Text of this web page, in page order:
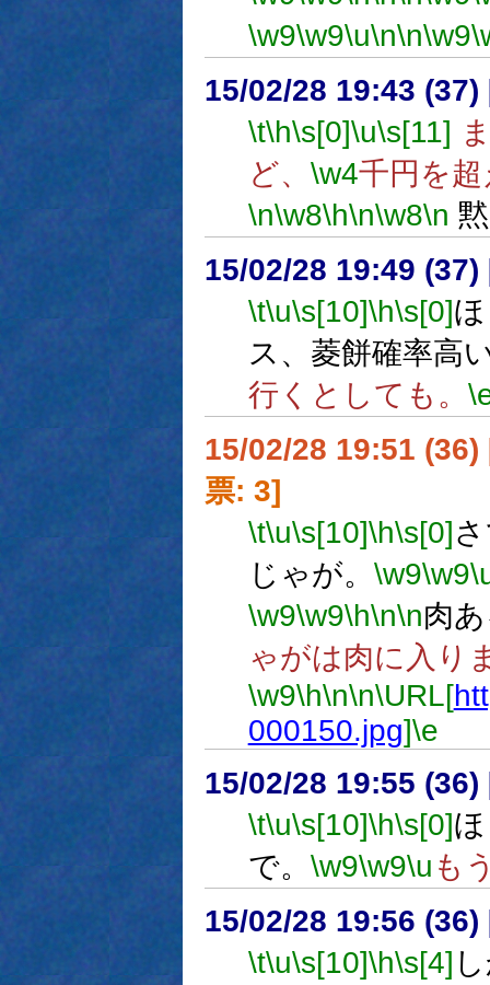
\w9\w9\u\n\n\w9
15/02/28 19:43 (37)
\t\h\s[0]\u\s[11]
ど、 \w4千円を
\n\w8\h\n\w8\n
15/02/28 19:49 (37)
\t\u\s[10]\h\s[0]
ス、菱餅確率高
行くとしても。
15/02/28 19:51 (36)
票: 3]
\t\u\s[10]\h\s[0]
じゃが。 \w9\w9
\w9\w9\h\n\n肉
ゃがは肉に入り
\w9\h\n\n\URL[
000150.jpg]\e
15/02/28 19:55 (36)
\t\u\s[10]\h\s[0]
で。 \w9\w9\u も
15/02/28 19:56 (36)
\t\u\s[10]\h\s[4]